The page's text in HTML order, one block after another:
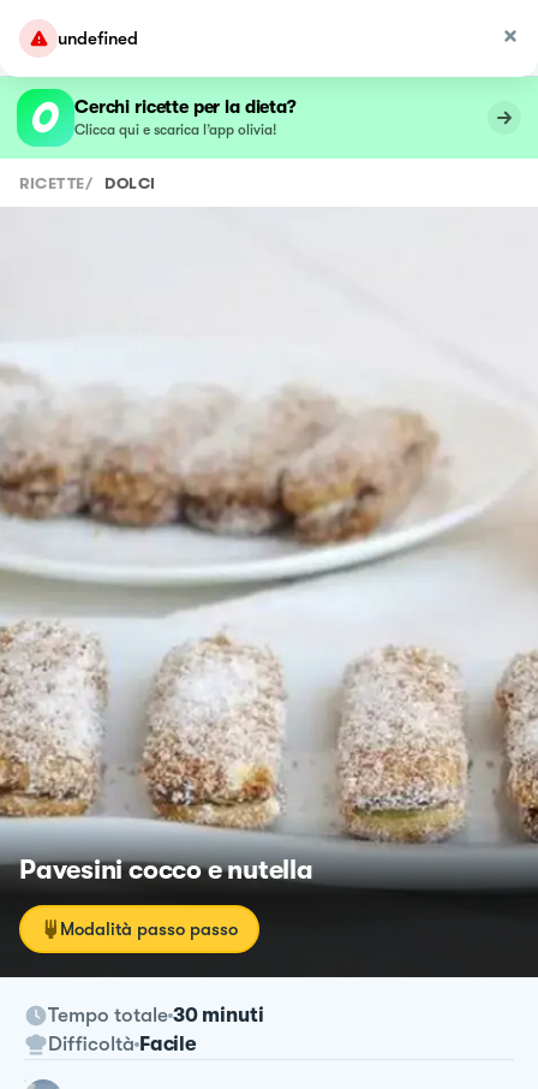
undefined
Cerchi ricette per la dieta?
Clicca qui e scarica l’app olivia!
RICETTE/ DOLCI
Pavesini cocco e nutella
Modalità passo passo
Tempo totale 30 minuti
Difficoltà Facile